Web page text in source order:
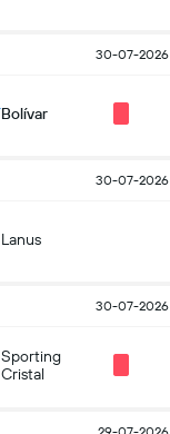
30-07-2026
Bolívar
30-07-2026
Lanus
30-07-2026
Sporting
Cristal